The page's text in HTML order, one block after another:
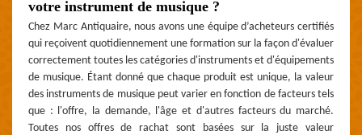
votre instrument de musique ?
Chez Marc Antiquaire, nous avons une équipe d’acheteurs certifiés
qui reçoivent quotidiennement une formation sur la façon d'évaluer
correctement toutes les catégories d'instruments et d'équipements
de musique. Étant donné que chaque produit est unique, la valeur
des instruments de musique peut varier en fonction de facteurs tels
que : l'offre, la demande, l'âge et d'autres facteurs du marché.
Toutes nos offres de rachat sont basées sur la juste valeur